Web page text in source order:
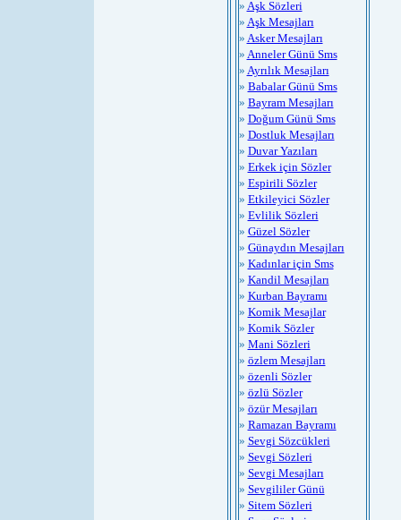
» Aşk Sözleri
» Aşk Mesajları
» Asker Mesajları
» Anneler Günü Sms
» Ayrılık Mesajları
» Babalar Günü Sms
» Bayram Mesajları
» Doğum Günü Sms
» Dostluk Mesajları
» Duvar Yazıları
» Erkek için Sözler
» Espirili Sözler
» Etkileyici Sözler
» Evlilik Sözleri
» Güzel Sözler
» Günaydın Mesajları
» Kadınlar için Sms
» Kandil Mesajları
» Kurban Bayramı
» Komik Mesajlar
» Komik Sözler
» Mani Sözleri
» özlem Mesajları
» özenli Sözler
» özlü Sözler
» özür Mesajları
» Ramazan Bayramı
» Sevgi Sözcükleri
» Sevgi Sözleri
» Sevgi Mesajları
» Sevgililer Günü
» Sitem Sözleri